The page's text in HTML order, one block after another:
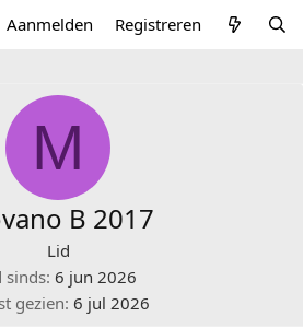
Aanmelden Registreren
M
B 2017
Lid
sinds 6 jun 2026
gezien 6 jul 2026